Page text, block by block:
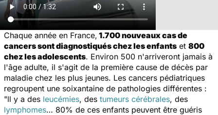
Chaque année en France, 1.700 nouveaux cas de
cancers sont diagnostiqués chez les enfants et 800
chez les adolescents. Environ 500 n'arriveront jamais à
l'âge adulte, il s'agit de la première cause de décès par
maladie chez les plus jeunes. Les cancers pédiatriques
regroupent une soixantaine de pathologies différentes :
"ll y a des leucémies, des tumeurs cérébrales, des
lymphomes… 80% de ces enfants peuvent être guéris